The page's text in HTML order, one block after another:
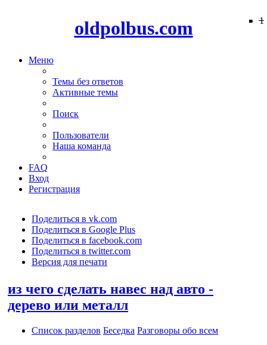
oldpolbus.com
Меню
Темы без ответов
Активные темы
Поиск
Пользователи
Наша команда
FAQ
Вход
Регистрация
Поделиться в vk.com
Поделиться в Google Plus
Поделиться в facebook.com
Поделиться в twitter.com
Версия для печати
из чего сделать навес над авто -
дерево или металл
Список разделов Беседка Разговоры обо всем
−
−
−
−
−
−
−
−
−
−
−
−
−
−
−
−
−
−
−
1